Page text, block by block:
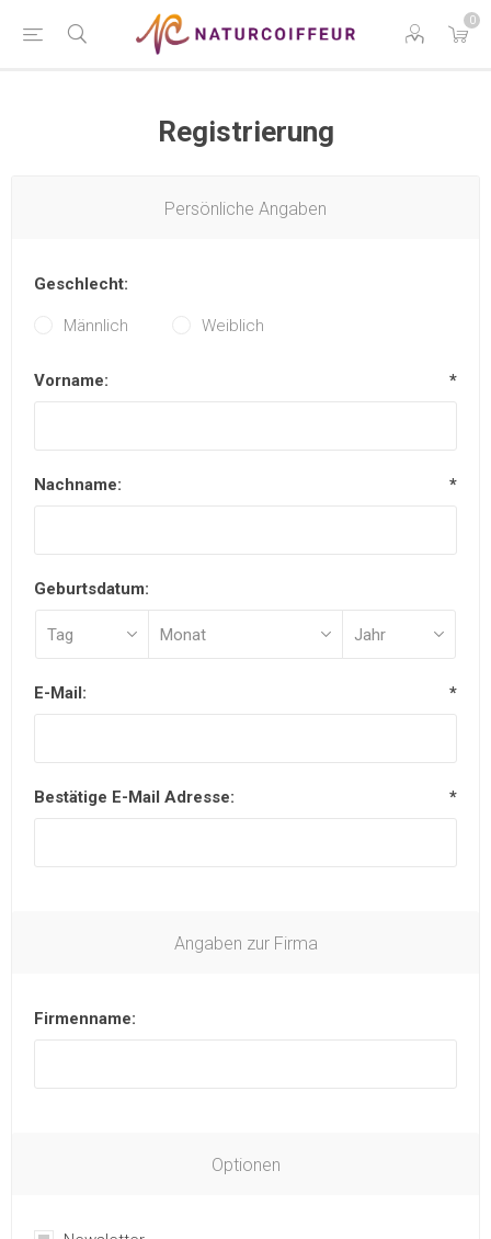
0
Registrierung
Persönliche Angaben
Geschlecht:
Männlich Weiblich
Vorname: *
Nachname: *
Geburtsdatum:
E-Mail: *
Bestätige E-Mail Adresse: *
Angaben zur Firma
Firmenname:
Optionen